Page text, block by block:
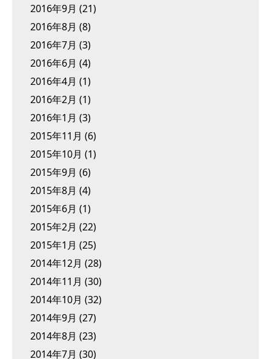
2016年9月 (21)
2016年8月 (8)
2016年7月 (3)
2016年6月 (4)
2016年4月 (1)
2016年2月 (1)
2016年1月 (3)
2015年11月 (6)
2015年10月 (1)
2015年9月 (6)
2015年8月 (4)
2015年6月 (1)
2015年2月 (22)
2015年1月 (25)
2014年12月 (28)
2014年11月 (30)
2014年10月 (32)
2014年9月 (27)
2014年8月 (23)
2014年7月 (30)